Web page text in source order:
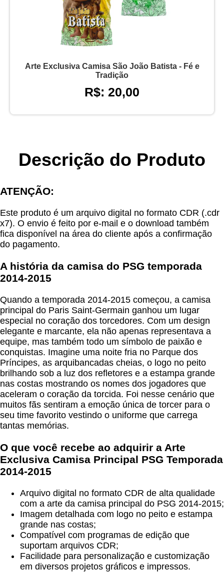
Arte Exclusiva Camisa São João Batista - Fé e
Tradição
R$: 20,00
Descrição do Produto
ATENÇÃO:
Este produto é um arquivo digital no formato CDR (.cdr
x7). O envio é feito por e-mail e o download também
fica disponível na área do cliente após a confirmação
do pagamento.
A história da camisa do PSG temporada
2014-2015
Quando a temporada 2014-2015 começou, a camisa
principal do Paris Saint-Germain ganhou um lugar
especial no coração dos torcedores. Com um design
elegante e marcante, ela não apenas representava a
equipe, mas também todo um símbolo de paixão e
conquistas. Imagine uma noite fria no Parque dos
Príncipes, as arquibancadas cheias, o logo no peito
brilhando sob a luz dos refletores e a estampa grande
nas costas mostrando os nomes dos jogadores que
aceleram o coração da torcida. Foi nesse cenário que
muitos fãs sentiram a emoção única de torcer para o
seu time favorito vestindo o uniforme que carrega
tantas memórias.
O que você recebe ao adquirir a Arte
Exclusiva Camisa Principal PSG Temporada
2014-2015
Arquivo digital no formato CDR de alta qualidade
com a arte da camisa principal do PSG 2014-2015;
Imagem detalhada com logo no peito e estampa
grande nas costas;
Compatível com programas de edição que
suportam arquivos CDR;
Facilidade para personalização e customização
em diversos projetos gráficos e impressos.